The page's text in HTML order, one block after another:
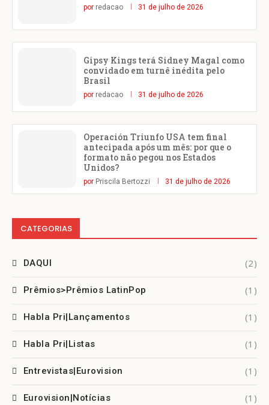
por redacao 31 de julho de 2026
Gipsy Kings terá Sidney Magal como
convidado em turnê inédita pelo
Brasil
por redacao 31 de julho de 2026
Operación Triunfo USA tem final
antecipada após um mês: por que o
formato não pegou nos Estados
Unidos?
por Priscila Bertozzi 31 de julho de 2026
CATEGORIAS
DAQUI (2)
Prêmios>Prêmios LatinPop (1)
Habla Pri|Lançamentos (1)
Habla Pri|Listas (1)
Entrevistas|Eurovision (1)
Eurovision|Notícias (1)